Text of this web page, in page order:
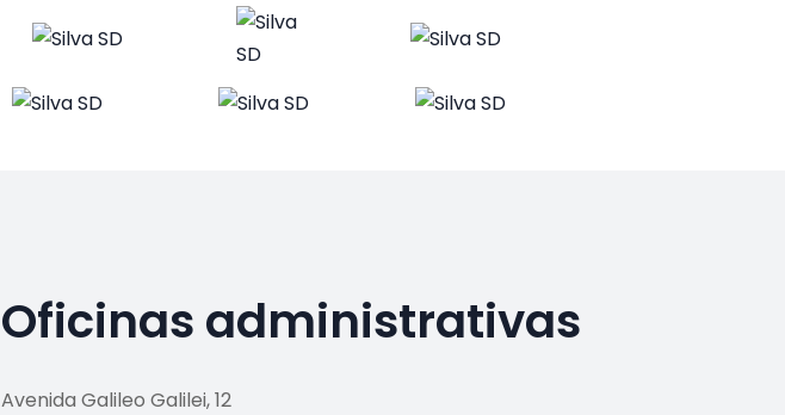
Oficinas administrativas
Avenida Galileo Galilei, 12